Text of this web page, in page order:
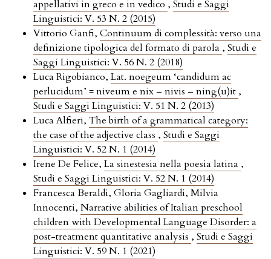
appellativi in greco e in vedico , Studi e Saggi
Linguistici: V. 53 N. 2 (2015)
Vittorio Ganfi, Continuum di complessità: verso una
definizione tipologica del formato di parola , Studi e
Saggi Linguistici: V. 56 N. 2 (2018)
Luca Rigobianco, Lat. noegeum ‘candidum ac
perlucidum’ = niveum e nix – nivis – ning(u)it ,
Studi e Saggi Linguistici: V. 51 N. 2 (2013)
Luca Alfieri, The birth of a grammatical category:
the case of the adjective class , Studi e Saggi
Linguistici: V. 52 N. 1 (2014)
Irene De Felice, La sinestesia nella poesia latina ,
Studi e Saggi Linguistici: V. 52 N. 1 (2014)
Francesca Beraldi, Gloria Gagliardi, Milvia
Innocenti, Narrative abilities of Italian preschool
children with Developmental Language Disorder: a
post-treatment quantitative analysis , Studi e Saggi
Linguistici: V. 59 N. 1 (2021)